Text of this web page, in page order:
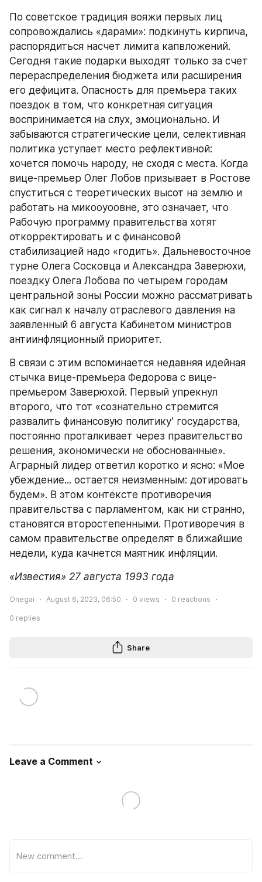
По советское традиция вояжи первых лиц
сопровождались «дарами»: подкинуть кирпича,
распорядиться насчет лимита капвложений.
Сегодня такие подарки выходят только за счет
перераспределения бюджета или расширения
его дефицита. Опасность для премьера таких
поездок в том, что конкретная ситуация
воспринимается на слух, эмоционально. И
забываются стратегические цели, селективная
политика уступает место рефлективной:
хочется помочь народу, не сходя с места. Когда
вице-премьер Олег Лобов призывает в Ростове
спуститься с теоретических высот на землю и
работать на микооуоовне, это означает, что
Рабочую программу правительства хотят
откорректировать и с финансовой
стабилизацией надо «годить». Дальневосточное
турне Олега Сосковца и Александра Заверюхи,
поездку Олега Лобова по четырем городам
центральной зоны России можно рассматривать
как сигнал к началу отраслевого давления на
заявленный 6 августа Кабинетом министров
антиинфляционный приоритет.
В связи с этим вспоминается недавняя идейная
стычка вице-премьера Федорова с вице-
премьером Заверюхой. Первый упрекнул
второго, что тот «сознательно стремится
развалить финансовую политику’ государства,
постоянно проталкивает через правительство
решения, экономически не обоснованные».
Аграрный лидер ответил коротко и ясно: «Мое
убеждение... остается неизменным: дотировать
будем». В этом контексте противоречия
правительства с парламентом, как ни странно,
становятся второстепенными. Противоречия в
самом правительстве определят в ближайшие
недели, куда качнется маятник инфляции.
«Известия» 27 августа 1993 года
Onegai August 6, 2023, 06:50 0 views 0 reactions
0 replies
Share
Leave a Comment